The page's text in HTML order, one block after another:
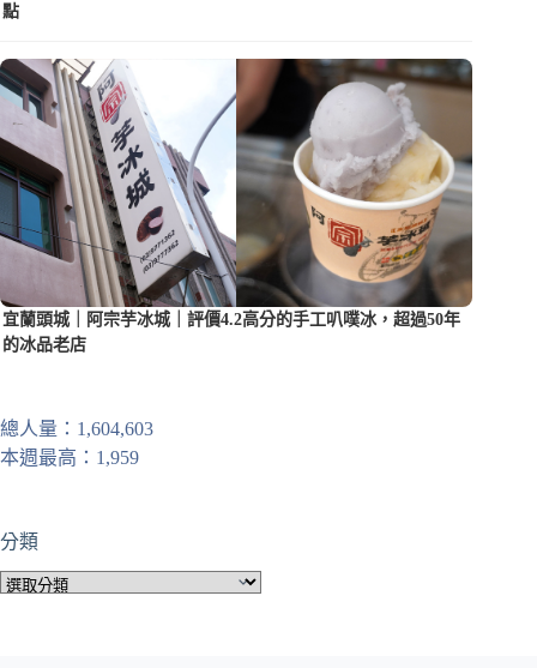
點
宜蘭頭城｜阿宗芋冰城｜評價4.2高分的手工叭噗冰，超過50年
的冰品老店
總人量：1,604,603
本週最高：1,959
分類
分